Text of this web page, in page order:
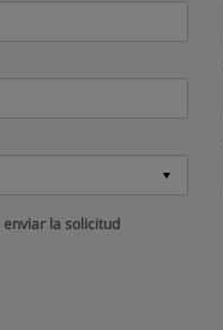
enviar la solicitud